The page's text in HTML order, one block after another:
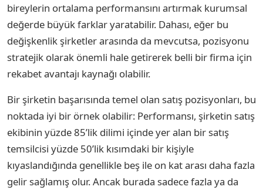
bireylerin ortalama performansını artırmak kurumsal
değerde büyük farklar yaratabilir. Dahası, eğer bu
değişkenlik şirketler arasında da mevcutsa, pozisyonu
stratejik olarak önemli hale getirerek belli bir firma için
rekabet avantajı kaynağı olabilir.
Bir şirketin başarısında temel olan satış pozisyonları, bu
noktada iyi bir örnek olabilir: Performansı, şirketin satış
ekibinin yüzde 85’lik dilimi içinde yer alan bir satış
temsilcisi yüzde 50’lik kısımdaki bir kişiyle
kıyaslandığında genellikle beş ile on kat arası daha fazla
gelir sağlamış olur. Ancak burada sadece fazla ya da